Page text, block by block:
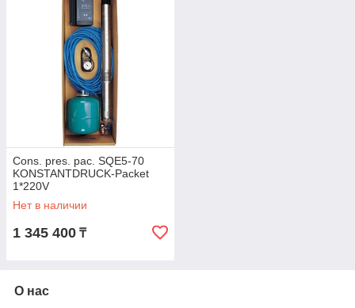
Cons. pres. pac. SQE5-70
KONSTANTDRUCK-Packet
1*220V
Нет в наличии
1 345 400 ₸
О нас